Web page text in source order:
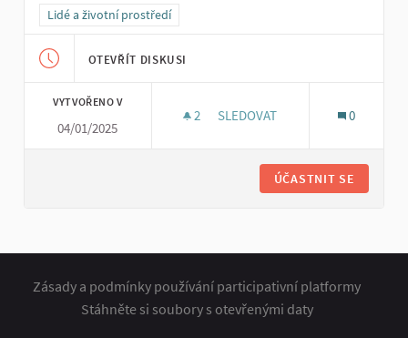
Filtrovat výsledky pro kategorii: Lidé a životní prostředí
Lidé a životní prostředí
OTEVŘÍT DISKUSI
VYTVOŘENO V
04/01/2025
2 2 SLEDUJÍCÍ
SLEDOVAT 0
ÚČASTNIT SE
Zásady a podmínky používání participativní platformy
Stáhněte si soubory s otevřenými daty